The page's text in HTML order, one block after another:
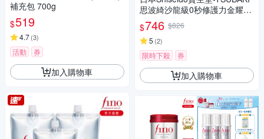
補充包 700g
$519
4.7(3)
活動 券
加入購物車
思波綺沙龍級0秒修護力金耀瞬
護髮膜-清新山茶花香(限量粉嫩
版)180g/粉紅罐(洗髮潤髮乳,頭
髮保濕乳液,潤澤霜)
$746 $826
5 (2)
限時下殺 券
加入購物車